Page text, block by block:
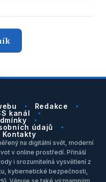
Redakce
kanál
údajů
Kontakty
na digitální svět, moderní
v online prostředí. Přináší
i srozumitelná vysvětlení z
kybernetické bezpečnosti,